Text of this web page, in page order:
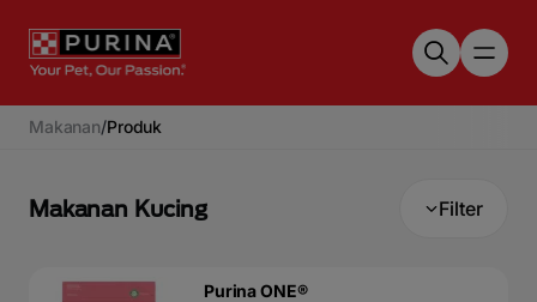
Makanan/Produk
Makanan Kucing Filter
Purina ONE®